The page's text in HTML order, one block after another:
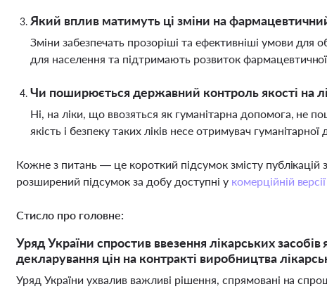
Який вплив матимуть ці зміни на
Зміни забезпечать прозоріші та ефективніші умови для
для населення та підтримають розвиток
Чи поширюється державний контроль якості на
Ні, на ліки, що ввозяться як гуманітарна допомога, не
якість і безпеку таких ліків несе отримувач
Кожне з питань — це короткий підсумок змісту
розширений підсумок за добу доступні у комерційній
Стисло про головне:
Уряд України спростив ввезення лікарських
декларування цін на контракті виробництва
Уряд України ухвалив важливі рішення, спрямовані на